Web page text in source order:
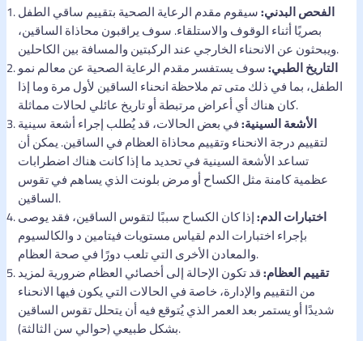
الفحص البدني:سيقوم مقدم الرعاية الصحية بتقييم ساقي الطفل
بصريًا أثناء الوقوف والاستلقاء. سوف يراقبون محاذاة الساقين،
ويبحثون عن الانحناء الخارجي عند الركبتين والمسافة بين الكاحلين.
التاريخ الطبي:سوف يستفسر مقدم الرعاية الصحية عن معالم نمو
الطفل، بما في ذلك متى تم ملاحظة انحناء الساقين لأول مرة وما إذا
كان هناك أي أعراض مرتبطة أو تاريخ عائلي لحالات مماثلة.
الأشعة السينية:في بعض الحالات، قد يُطلب إجراء أشعة سينية
لتقييم درجة الانحناء وتقييم محاذاة العظام في الساقين. يمكن أن
تساعد الأشعة السينية في تحديد ما إذا كانت هناك اضطرابات
عظمية كامنة مثل الكساح أو مرض بلونت الذي يساهم في تقوس
الساقين.
اختبارات الدم:إذا كان الكساح سببًا لتقوس الساقين، فقد يوصى
بإجراء اختبارات الدم لقياس مستويات فيتامين د والكالسيوم
والمعادن الأخرى التي تلعب دورًا في صحة العظام.
تقييم العظام:قد تكون الإحالة إلى أخصائي العظام ضرورية لمزيد
من التقييم والإدارة، خاصة في الحالات التي يكون فيها الانحناء
شديدًا أو يستمر بعد العمر الذي يُتوقع فيه أن يتحلل تقوس الساقين
بشكل طبيعي (حوالي سن الثالثة).